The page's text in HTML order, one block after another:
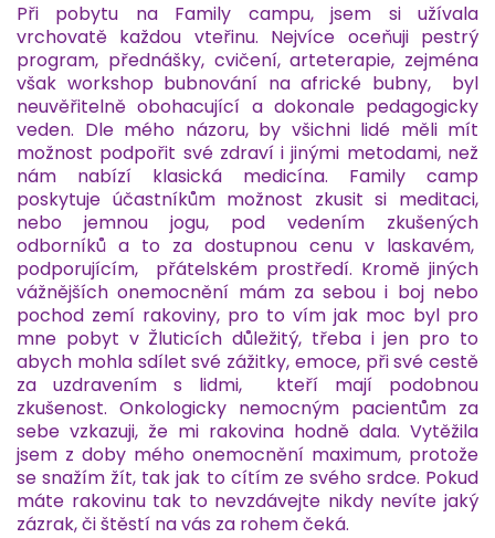
Při pobytu na Family campu, jsem si užívala
vrchovatě každou vteřinu. Nejvíce oceňuji pestrý
program, přednášky, cvičení, arteterapie, zejména
však workshop bubnování na africké bubny, byl
neuvěřitelně obohacující a dokonale pedagogicky
veden. Dle mého názoru, by všichni lidé měli mít
možnost podpořit své zdraví i jinými metodami, než
nám nabízí klasická medicína. Family camp
poskytuje účastníkům možnost zkusit si meditaci,
nebo jemnou jogu, pod vedením zkušených
odborníků a to za dostupnou cenu v laskavém,
podporujícím, přátelském prostředí. Kromě jiných
vážnějších onemocnění mám za sebou i boj nebo
pochod zemí rakoviny, pro to vím jak moc byl pro
mne pobyt v Žluticích důležitý, třeba i jen pro to
abych mohla sdílet své zážitky, emoce, při své cestě
za uzdravením s lidmi, kteří mají podobnou
zkušenost. Onkologicky nemocným pacientům za
sebe vzkazuji, že mi rakovina hodně dala. Vytěžila
jsem z doby mého onemocnění maximum, protože
se snažím žít, tak jak to cítím ze svého srdce. Pokud
máte rakovinu tak to nevzdávejte nikdy nevíte jaký
zázrak, či štěstí na vás za rohem čeká.